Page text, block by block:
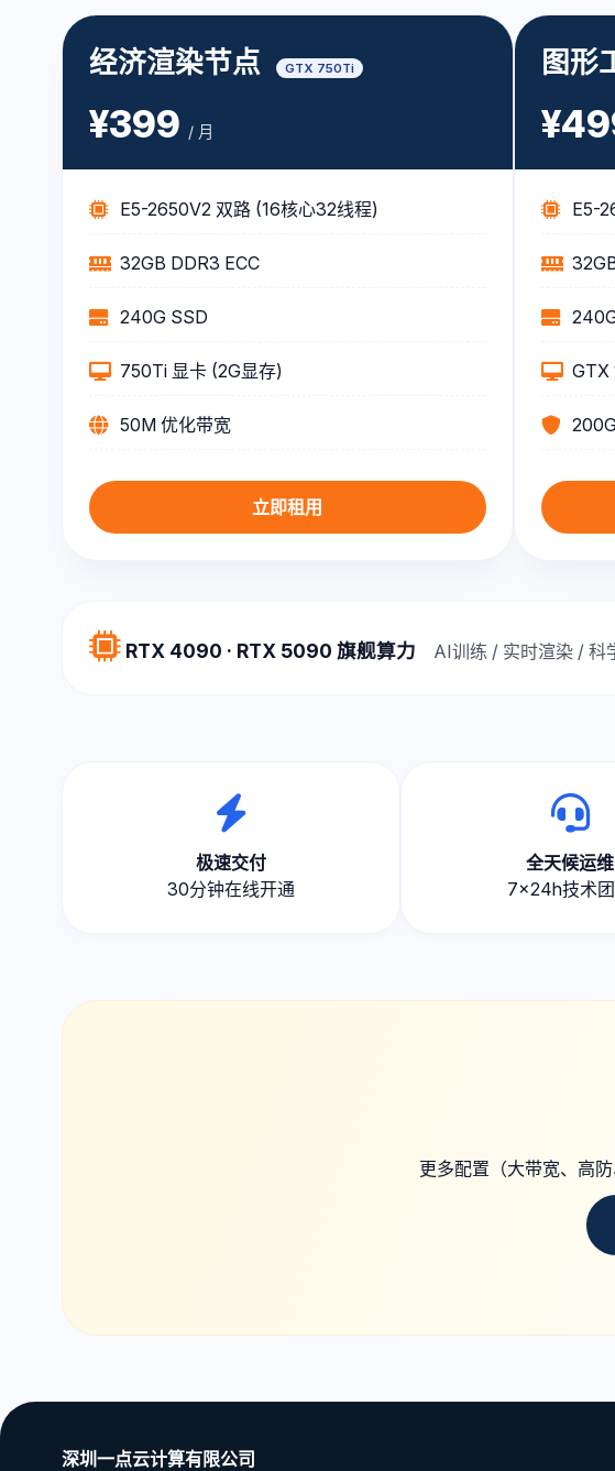
经济渲染节点 GTX 750Ti
¥399 / 月
E5-2650V2 双路 (16核心32线程)
32GB DDR3 ECC
240G SSD
750Ti 显卡 (2G显存)
50M 优化带宽
立即租用
图形
E5-
GTX
RTX 4090 · RTX 5090 旗舰算力 AI训练 / 实时渲染 / 科
极速交付
30分钟在线开通
全天候运维
7×24h技术
更多配置（大带宽、高
深圳一点云计算有限公司